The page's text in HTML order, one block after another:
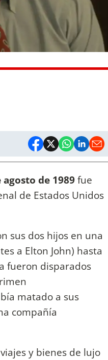
agosto de 1989fue
de Estados Unidos
sus dos hijos en una
a Elton John) hasta
fueron disparados
matado a sus
compañía
y bienes de lujo